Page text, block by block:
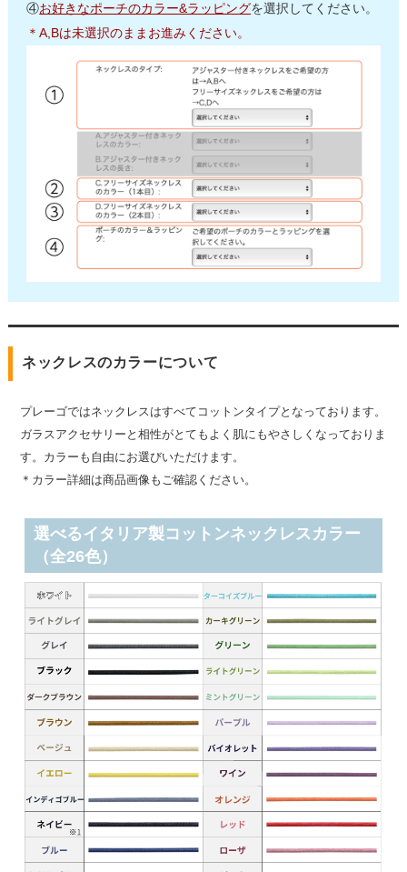
④お好きなポーチのカラー&ラッピングを選択してください。
＊A,Bは未選択のままお進みください。
ネックレスのカラーについて
プレーゴではネックレスはすべてコットンタイプとなっております。
ガラスアクセサリーと相性がとてもよく肌にもやさしくなっておりま
す。カラーも自由にお選びいただけます。
＊カラー詳細は商品画像もご確認ください。
選べるイタリア製コットンネックレスカラー
（全26色）